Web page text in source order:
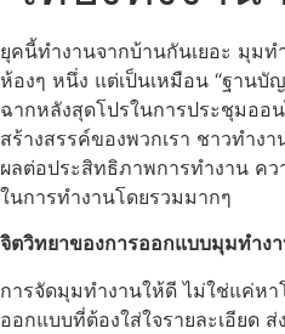
ยุคนี้ทำงานจากบ้านกันเยอะ มุมท
ห้องๆ หนึ่ง แต่เป็นเหมือน “ฐานบั
ฉากหลังสุดโปรในการประชุมออ
สร้างสรรค์ของพวกเรา ชาวทำง
ผลต่อประสิทธิภาพการทำงาน ค
ในการทำงานโดยรวมมากๆ
จิตวิทยาของการออกแบบมุมทำง
การจัดมุมทำงานให้ดี ไม่ใช่แค่หา
ออกแบบที่ต้องใส่ใจรายละเอียด